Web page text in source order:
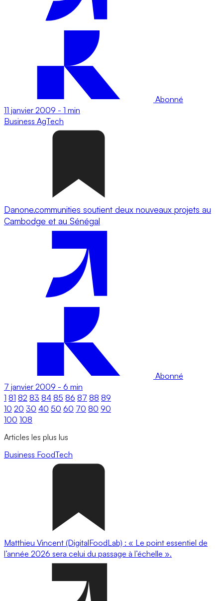
Abonné
11 janvier 2009 - 1 min
Business AgTech
Danone.communities soutient deux nouveaux projets au
Cambodge et au Sénégal
Abonné
7 janvier 2009 - 6 min
1 81 82 83 84 85 86 87 88 89
10 20 30 40 50 60 70 80 90
100 108
Articles les plus lus
Business FoodTech
Matthieu Vincent (DigitalFoodLab) : « Le point essentiel de
l’année 2026 sera celui du passage à l’échelle ».